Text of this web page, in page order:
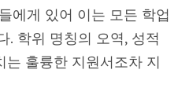
에게 있어 이는 모든 학업
. 학위 명칭의 오역, 성적
훌륭한 지원서조차 지